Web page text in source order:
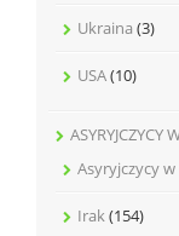
Ukraina (3)
USA(10)
ASYRYJCZYCY
Asyryjczycy w
Irak(154)